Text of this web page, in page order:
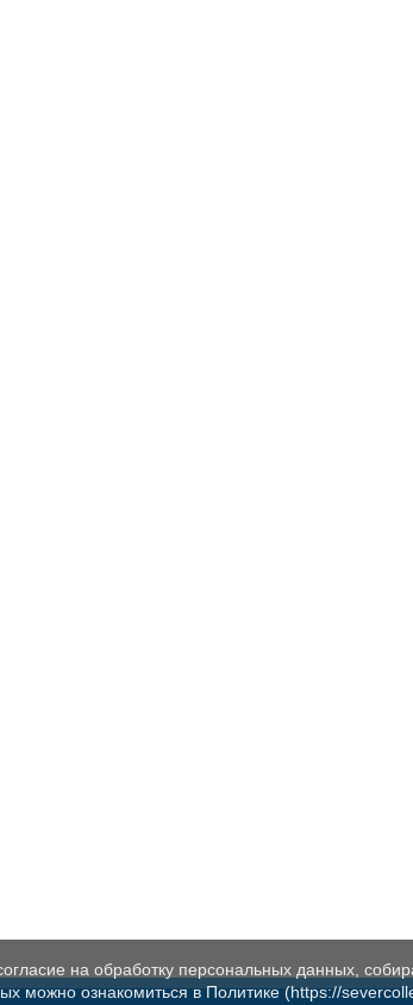
на обработку персональных данных,
можно ознакомиться в Политике (https://